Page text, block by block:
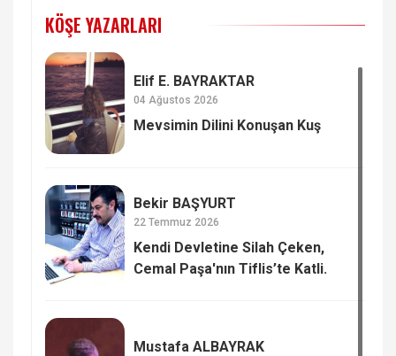
KÖŞE YAZARLARI
Elif E. BAYRAKTAR
04 Ağustos 2026
Mevsimin Dilini Konuşan Kuş
Bekir BAŞYURT
22 Temmuz 2026
Kendi Devletine Silah Çeken,
Cemal Paşa'nın Tiflis’te Katli.
Mustafa ALBAYRAK